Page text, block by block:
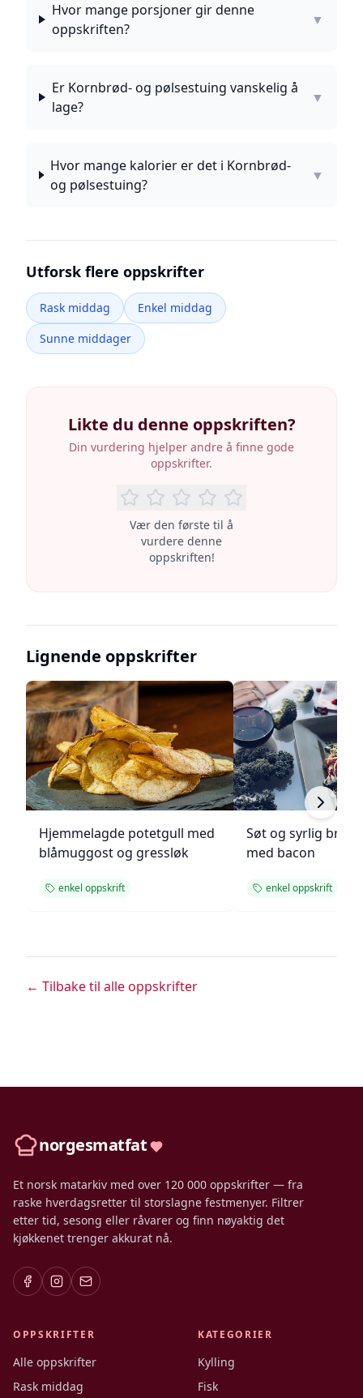
Hvor mange porsjoner gir denne
oppskriften?
▼
Er Kornbrød- og pølsestuing vanskelig å
lage?
▼
Hvor mange kalorier er det i Kornbrød-
og pølsestuing?
▼
Utforsk flere oppskrifter
Rask middag
Enkel middag
Sunne middager
Likte du denne oppskriften?
Din vurdering hjelper andre å finne gode
oppskrifter.
Vær den første til å
vurdere denne
oppskriften!
Lignende oppskrifter
Hjemmelagde potetgull med
blåmuggost og gressløk
enkel oppskrift
Søt og syrlig
med bacon
enkel oppskrift
← Tilbake til alle oppskrifter
norgesmatfat
Et norsk matarkiv med over 120 000 oppskrifter — fra
raske hverdagsretter til storslagne festmenyer. Filtrer
etter tid, sesong eller råvarer og finn nøyaktig det
kjøkkenet trenger akkurat nå.
OPPSKRIFTER
Alle oppskrifter
Rask middag
KATEGORIER
Kylling
Fisk